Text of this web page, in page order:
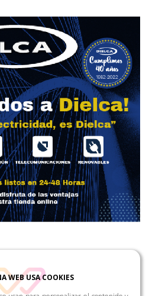
WEB USA COOKIES